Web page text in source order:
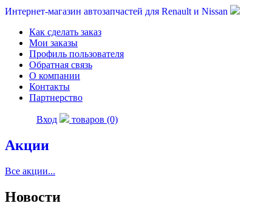
Интернет-магазин автозапчастей для Renault и Nissan
Как сделать заказ
Мои заказы
Профиль пользователя
Обратная связь
О компании
Контакты
Партнерство
Вход товаров (0)
Акции
Все акции...
Новости